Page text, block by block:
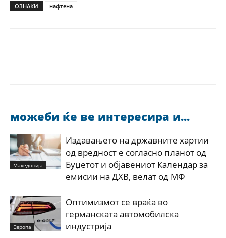
ОЗНАКИ нафтена
можеби ќе ве интересира и...
Македонија
Издавањето на државните хартии
од вредност е согласно планот од
Буџетот и објавениот Календар за
емисии на ДХВ, велат од МФ
Европа
Оптимизмот се враќа во
германската автомобилска
индустрија